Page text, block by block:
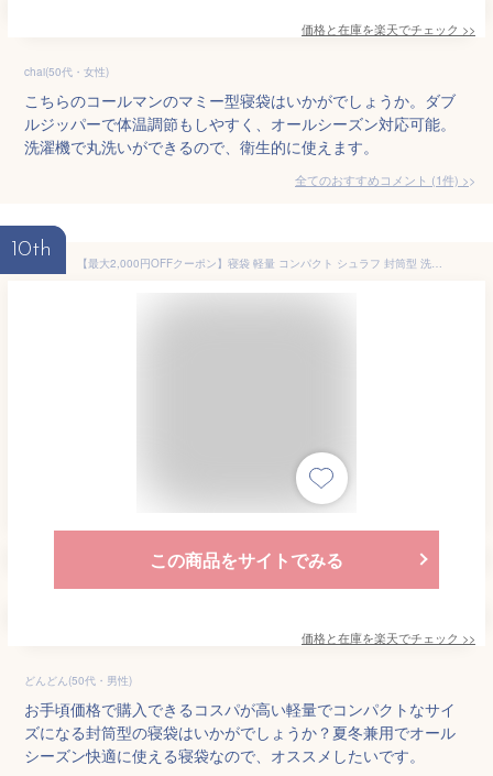
価格と在庫を楽天でチェック >>
chai(50代・女性)
こちらのコールマンのマミー型寝袋はいかがでしょうか。ダブ
ルジッパーで体温調節もしやすく、オールシーズン対応可能。
洗濯機で丸洗いができるので、衛生的に使えます。
全てのおすすめコメント (1件) >
10th
【最大2,000円OFFクーポン】寝袋 軽量 コンパクト シュラフ 封筒型 洗える -4度 -4℃ ふんわり暖かい 車中泊 キャンプ ツーリング アウトドア 寝袋 夏用 冬 オールシーズン 防災 災害用 来客用 布団セット 毛布 おしゃれ
この商品をサイトでみる
価格と在庫を楽天でチェック >>
どんどん(50代・男性)
お手頃価格で購入できるコスパが高い軽量でコンパクトなサイ
ズになる封筒型の寝袋はいかがでしょうか？夏冬兼用でオール
シーズン快適に使える寝袋なので、オススメしたいです。